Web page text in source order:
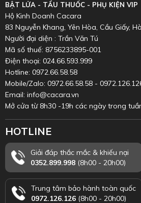
BẬT LỬA - TẨU THUỐC - PHỤ KIỆN VIP
Hộ Kinh Doanh Cacara
83 Nguyễn Khang, Yên Hòa, Cầu Giấy,
Người đại diện : Trần Văn Tú
Mã số thuế: 8756233895-001
Điện thoại: 024.66.593.999
Hotline: 0972.66.58.58
Mobile/Zalo: 0972.66.58.58 -
Email: info@cacara.vn
Mở cửa từ 8h30 -19h các ngày trong
HOTLINE
Giải đáp thắc mắc & khiếu nại
0352.899.998 (8h00 - 20h00)
Trung tâm bảo hành toàn quốc
0972.126.126 (8h00 - 20h00)